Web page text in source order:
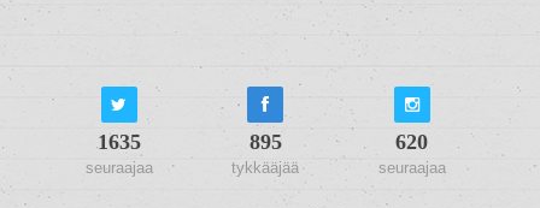
1635
seuraajaa
895
tykkääjää
620
seuraajaa